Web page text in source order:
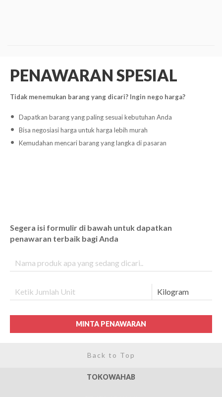
PENAWARAN SPESIAL
Tidak menemukan barang yang dicari? Ingin nego harga?
Dapatkan barang yang paling sesuai kebutuhan Anda
Bisa negosiasi harga untuk harga lebih murah
Kemudahan mencari barang yang langka di pasaran
Segera isi formulir di bawah untuk dapatkan
penawaran terbaik bagi Anda
MINTA PENAWARAN
Back to Top
TOKOWAHAB